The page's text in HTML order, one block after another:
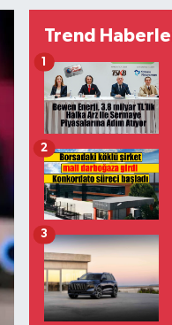
Trend
1
2
3